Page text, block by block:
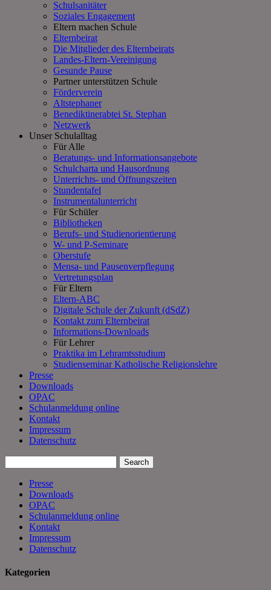
Schulsanitäter
Soziales Engagement
Eltern machen Schule
Elternbeirat
Die Mitglieder des Elternbeirats
Landes-Eltern-Vereinigung
Gesunde Pause
Partner unterstützen Schule
Förderverein
Altstephaner
Benediktinerabtei St. Stephan
Netzwerk
Unser Schulalltag
Für Alle
Beratungs- und Informationsangebote
Schulcharta und Hausordnung
Unterrichts- und Öffnungszeiten
Stundentafel
Instrumentalunterricht
Für Schüler
Bibliotheken
Berufs- und Studienorientierung
W- und P-Seminare
Oberstufe
Mensa- und Pausenverpflegung
Vertretungsplan
Für Eltern
Eltern-ABC
Digitale Schule der Zukunft (dSdZ)
Kontakt zum Elternbeirat
Informations-Downloads
Für Lehrer
Praktika im Lehramtsstudium
Studienseminar Katholische Religionslehre
Presse
Downloads
OPAC
Schulanmeldung online
Kontakt
Impressum
Datenschutz
Presse
Downloads
OPAC
Schulanmeldung online
Kontakt
Impressum
Datenschutz
Kategorien